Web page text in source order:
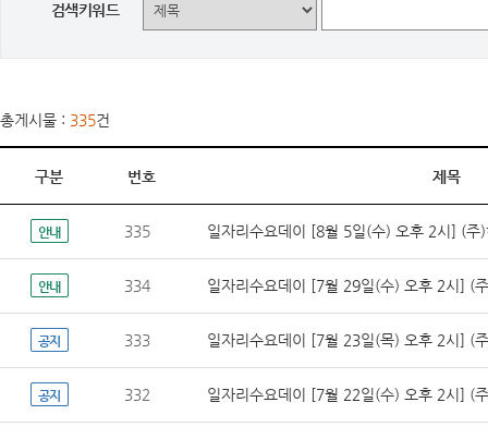
검색키워드
총게시물 : 335건
구분 번호 제목
안내 335 일자리수요데이 [8월 5일(수) 오후 2시] (주
안내 334 일자리수요데이 [7월 29일(수) 오후 2시] (
공지 333 일자리수요데이 [7월 23일(목) 오후 2시] (
공지 332 일자리수요데이 [7월 22일(수) 오후 2시] (